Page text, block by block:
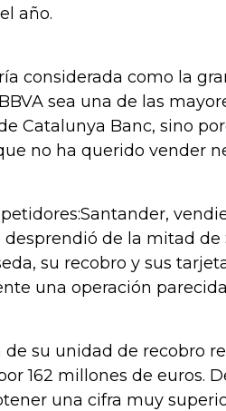
año.
considerada como la
sea una de las
Catalunya Banc, sino
no ha querido vender
desprendió de la mitad de
su recobro y sus
una operación
su unidad de recobro
162 millones de euros.
una cifra muy